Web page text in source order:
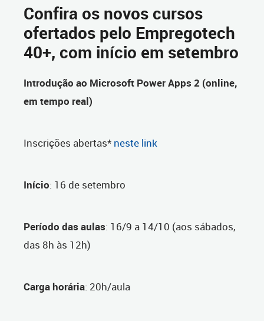
Confira os novos cursos
ofertados pelo Empregotech
40+, com início em setembro
Introdução ao Microsoft Power Apps 2 (online,
em tempo real)
Inscrições abertas* neste link
Início: 16 de setembro
Período das aulas: 16/9 a 14/10 (aos sábados,
das 8h às 12h)
Carga horária: 20h/aula